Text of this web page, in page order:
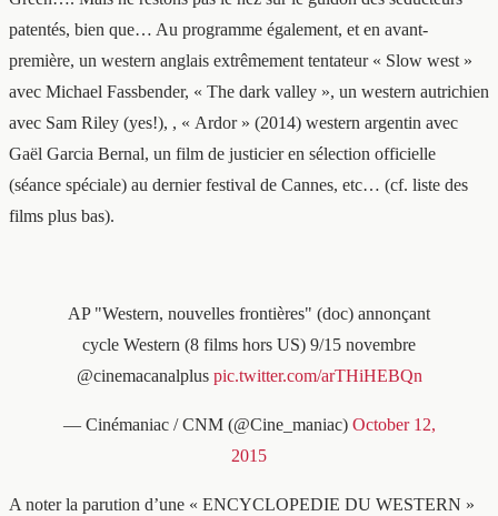
patentés, bien que… Au programme également, et en avant-
première, un western anglais extrêmement tentateur « Slow west »
avec Michael Fassbender, « The dark valley », un western autrichien
avec Sam Riley (yes!), , « Ardor » (2014) western argentin avec
Gaël Garcia Bernal, un film de justicier en sélection officielle
(séance spéciale) au dernier festival de Cannes, etc… (cf. liste des
films plus bas).
AP "Western, nouvelles frontières" (doc) annonçant
cycle Western (8 films hors US) 9/15 novembre
@cinemacanalplus pic.twitter.com/arTHiHEBQn
— Cinémaniac / CNM (@Cine_maniac) October 12,
2015
A noter la parution d’une « ENCYCLOPEDIE DU WESTERN »